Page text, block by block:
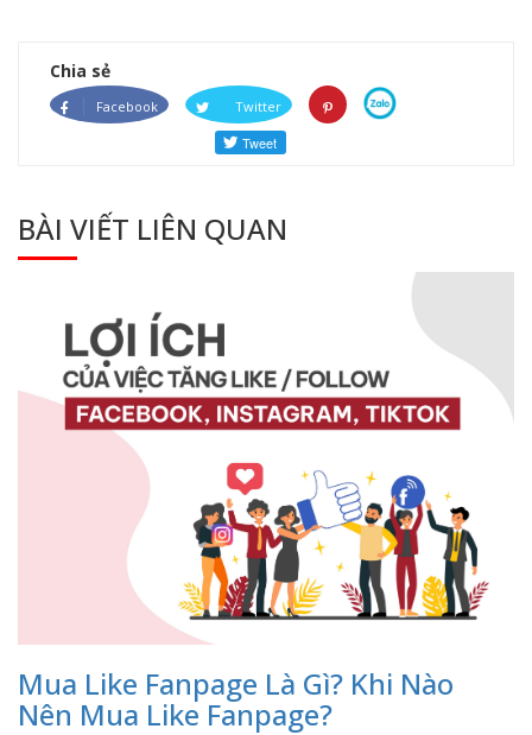
Chia sẻ
Facebook Twitter
BÀI VIẾT LIÊN QUAN
Mua Like Fanpage Là Gì? Khi Nào
Nên Mua Like Fanpage?